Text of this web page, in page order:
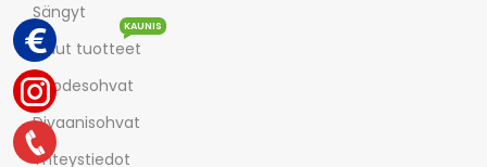
Sängyt
Muut tuotteet
KAUNIS
Vuodesohvat
Divaanisohvat
Yhteystiedot